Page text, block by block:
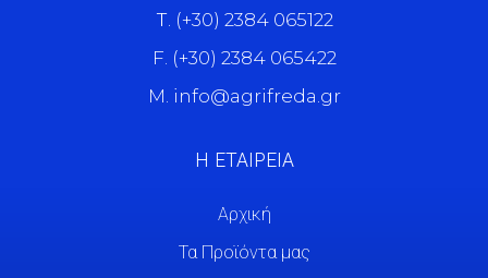
Τ. (+30) 2384 065122
F. (+30) 2384 065422
M. info@agrifreda.gr
Η ΕΤΑΙΡΕΙΑ
Αρχική
Τα Προϊόντα μας